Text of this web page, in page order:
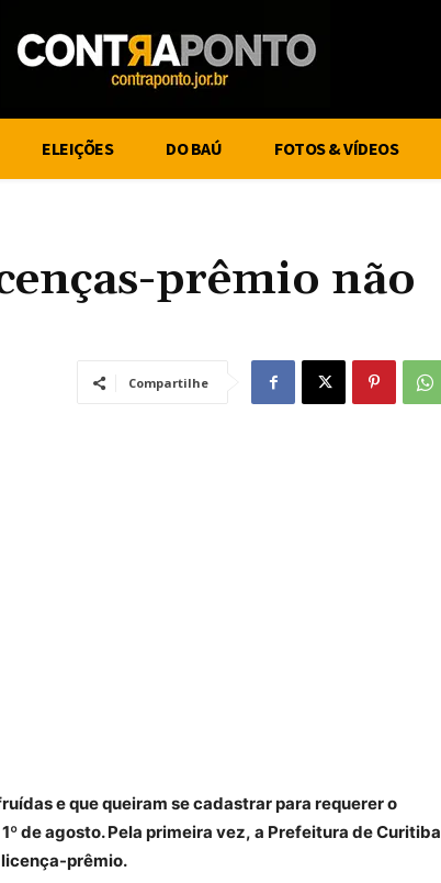
ELEIÇÕES DO BAÚ FOTOS & VÍDEOS
prêmio não
Compartilhe
e que queiram se cadastrar para requerer o
de agosto. Pela primeira vez, a Prefeitura de Curitiba
prêmio.